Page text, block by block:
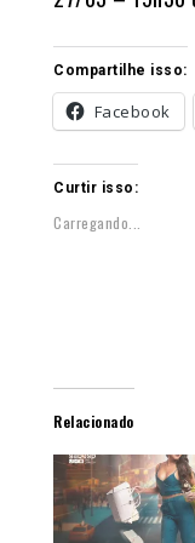
Compartilhe isso:
Facebook
Curtir isso:
Carregando...
Relacionado